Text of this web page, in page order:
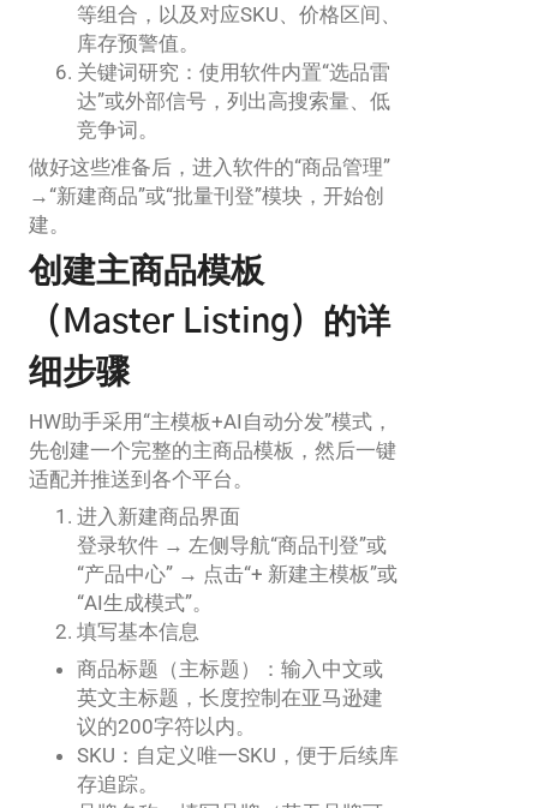
等组合，以及对应SKU、价格区间、
库存预警值。
关键词研究：使用软件内置“选品雷
达”或外部信号，列出高搜索量、低
竞争词。
做好这些准备后，进入软件的“商品管理”
→“新建商品”或“批量刊登”模块，开始创
建。
创建主商品模板
（Master Listing）的详
细步骤
HW助手采用“主模板+AI自动分发”模式，
先创建一个完整的主商品模板，然后一键
适配并推送到各个平台。
进入新建商品界面
登录软件 → 左侧导航“商品刊登”或
“产品中心” → 点击“+ 新建主模板”或
“AI生成模式”。
填写基本信息
商品标题（主标题）：输入中文或
英文主标题，长度控制在亚马逊建
议的200字符以内。
SKU：自定义唯一SKU，便于后续库
存追踪。